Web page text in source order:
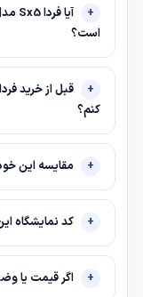
است؟
کنم؟
مقایسه این
کد نمایشگاه
اگر قیمت یا